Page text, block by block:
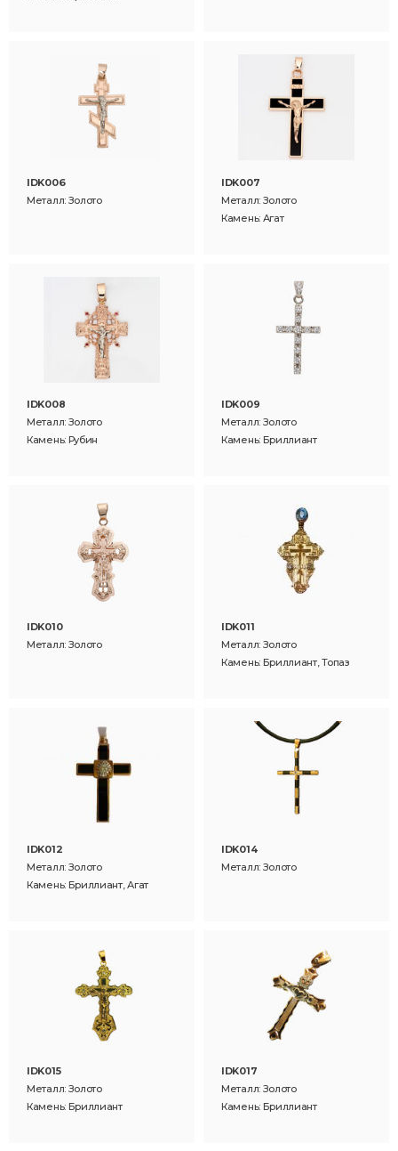
IDK006
Металл: Золото
IDK007
Металл: Золото
Камень: Агат
IDK008
Металл: Золото
Камень: Рубин
IDK009
Металл: Золото
Камень: Бриллиант
IDK010
Металл: Золото
IDK011
Металл: Золото
Камень: Бриллиант, Топаз
IDK012
Металл: Золото
Камень: Бриллиант, Агат
IDK014
Металл: Золото
IDK015
Металл: Золото
Камень: Бриллиант
IDK017
Металл: Золото
Камень: Бриллиант